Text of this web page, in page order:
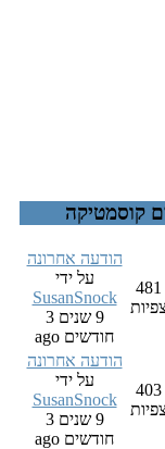
קוסמטיקה
481
הודעה אחרונה
על ידי
SusanSnock
9 שנים 3
חודשים ago
403
הודעה אחרונה
על ידי
SusanSnock
9 שנים 3
חודשים ago